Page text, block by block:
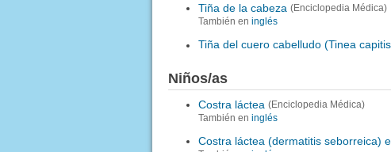
Tiña de la cabeza (Enciclopedia Médica)
También en inglés
Tiña del cuero cabelludo (Tinea
Niños/as
Costra láctea (Enciclopedia Médica)
También en inglés
Costra láctea (dermatitis seborreica)